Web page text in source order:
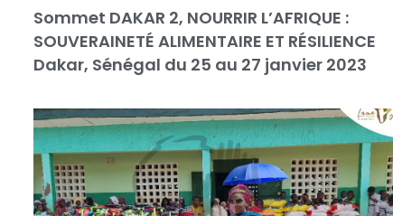
Sommet DAKAR 2, NOURRIR L’AFRIQUE :
SOUVERAINETÉ ALIMENTAIRE ET RÉSILIENCE
Dakar, Sénégal du 25 au 27 janvier 2023